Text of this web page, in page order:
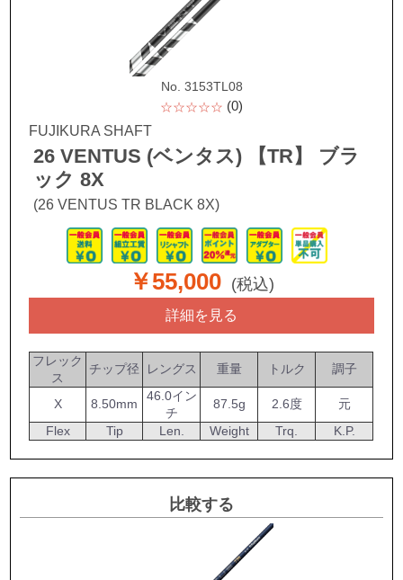
No. 3153TL08
☆☆☆☆☆ (0)
FUJIKURA SHAFT
26 VENTUS (ベンタス) 【TR】 ブラ
ック 8X
(26 VENTUS TR BLACK 8X)
￥55,000 (税込)
詳細を見る
フレック
ス
チップ径 レングス 重量 トルク 調子
X 8.50mm
46.0イン
チ
87.5g 2.6度
元
Flex
Tip Len. Weight Trq. K.P.
比較する